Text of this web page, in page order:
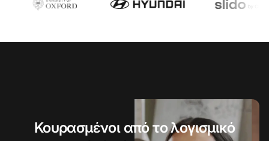
Κουρασμένοι από το λογισμικό